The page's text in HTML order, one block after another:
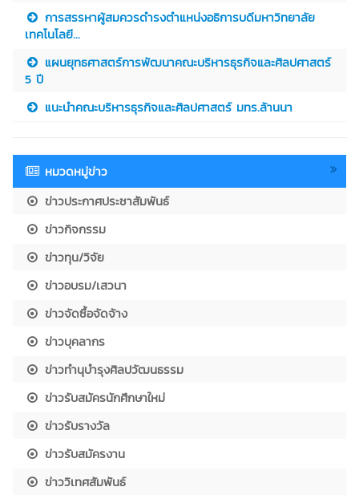
การสรรหาผู้สมควรดำรงตำแหน่งอธิการบดีมหาวิทยาลัย
เทคโนโลยี...
แผนยุทธศาสตร์การพัฒนาคณะบริหารธุรกิจและศิลปศาสตร์
5 ปี
แนะนำคณะบริหารธุรกิจและศิลปศาสตร์ มทร.ล้านนา
หมวดหมู่ข่าว
ข่าวประกาศประชาสัมพันธ์
ข่าวกิจกรรม
ข่าวทุน/วิจัย
ข่าวอบรม/เสวนา
ข่าวจัดซื้อจัดจ้าง
ข่าวบุคลากร
ข่าวทำนุบำรุงศิลปวัฒนธรรม
ข่าวรับสมัครนักศึกษาใหม่
ข่าวรับรางวัล
ข่าวรับสมัครงาน
ข่าววิเทศสัมพันธ์